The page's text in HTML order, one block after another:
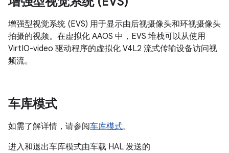
增强型视觉系统 (EVS) 用于显示由后视摄像头和环视摄像头
拍摄的视频。在虚拟化 AAOS 中，EVS 堆栈可以从使用
VirtIO-video 驱动程序的虚拟化 V4L2 流式传输设备访问视
频流。
车库模式
如需了解详情，请参阅车库模式。
进入和退出车库模式由车载 HAL 发送的